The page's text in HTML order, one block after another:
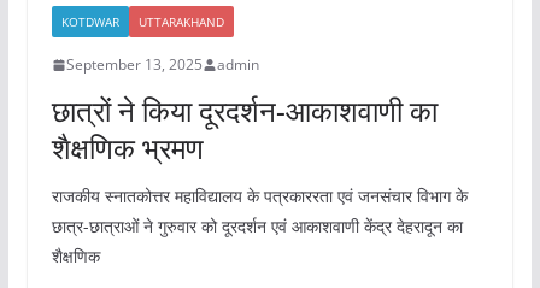
KOTDWAR UTTARAKHAND
September 13, 2025 admin
छात्रों ने किया दूरदर्शन-आकाशवाणी का
शैक्षणिक भ्रमण
राजकीय स्नातकोत्तर महाविद्यालय के पत्रकाररता एवं जनसंचार विभाग के
छात्र-छात्राओं ने गुरुवार को दूरदर्शन एवं आकाशवाणी केंद्र देहरादून का
शैक्षणिक